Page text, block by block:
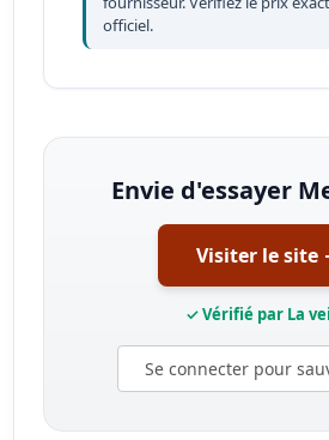
officiel.
Envie d'essayer
Visiter le site
✓ Vérifié par La
Se connecter pour